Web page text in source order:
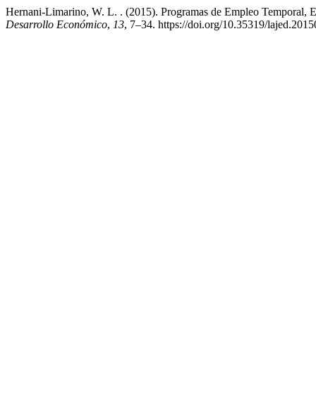
Hernani-Limarino, W. L. . (2015). Programas de Empleo Temporal,
Desarrollo Económico, 13, 7–34. https://doi.org/10.35319/